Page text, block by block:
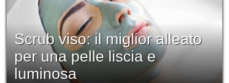
Scrub viso: il miglior alleato
per una pelle liscia e
luminosa